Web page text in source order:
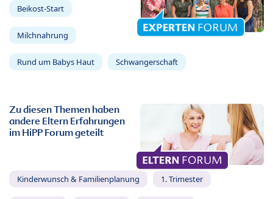
Beikost-Start
Milchnahrung
Rund um Babys Haut Schwangerschaft
Zu diesen Themen haben
andere Eltern Erfahrungen
im HiPP Forum geteilt
Kinderwunsch & Familienplanung 1. Trimester